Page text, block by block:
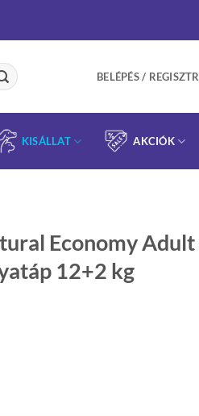
BELÉPÉS /
KISÁLLAT AKCIÓK
Economy
12+2 kg